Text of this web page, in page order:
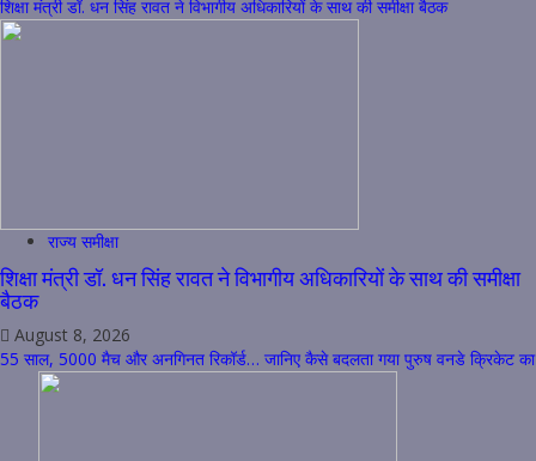
शिक्षा मंत्री डॉ. धन सिंह रावत ने विभागीय अधिकारियों के साथ की समीक्षा बैठक
राज्य समीक्षा
शिक्षा मंत्री डॉ. धन सिंह रावत ने विभागीय अधिकारियों के साथ की समीक्षा
बैठक
August 8, 2026
55 साल, 5000 मैच और अनगिनत रिकॉर्ड… जानिए कैसे बदलता गया पुरुष वनडे क्रिकेट का